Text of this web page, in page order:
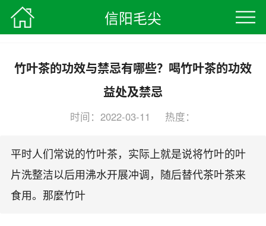
信阳毛尖
信阳毛尖 茶叶知识> 正文
竹叶茶的功效与禁忌有哪些？喝竹叶茶的功效
益处及禁忌
时间：2022-03-11 热度：
平时人们常说的竹叶茶，实际上就是说将竹叶的叶
片洗整洁以后用沸水开展冲调，随后替代茶叶茶来
食用。那麼竹叶